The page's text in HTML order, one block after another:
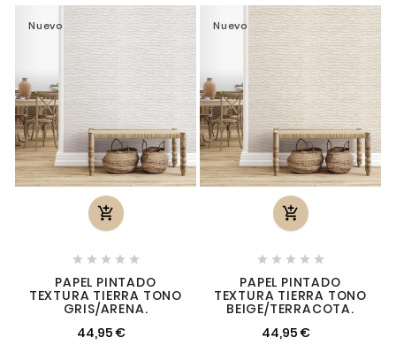
Nuevo

    
PAPEL PINTADO
TEXTURA TIERRA TONO
GRIS/ARENA.
44,95 €
Nuevo

    
PAPEL PINTADO
TEXTURA TIERRA TONO
BEIGE/TERRACOTA.
44,95 €